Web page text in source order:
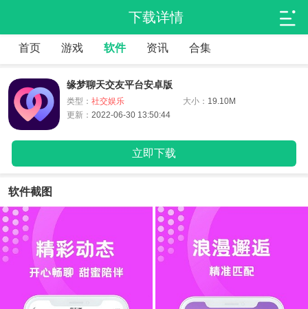
下载详情
首页 游戏 软件 资讯 合集
缘梦聊天交友平台安卓版
类型： 社交娱乐 大小： 19.10M
更新： 2022-06-30 13:50:44
立即下载
软件截图